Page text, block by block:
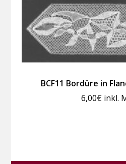
BCF11 Bordüre in
6,00€ inkl.